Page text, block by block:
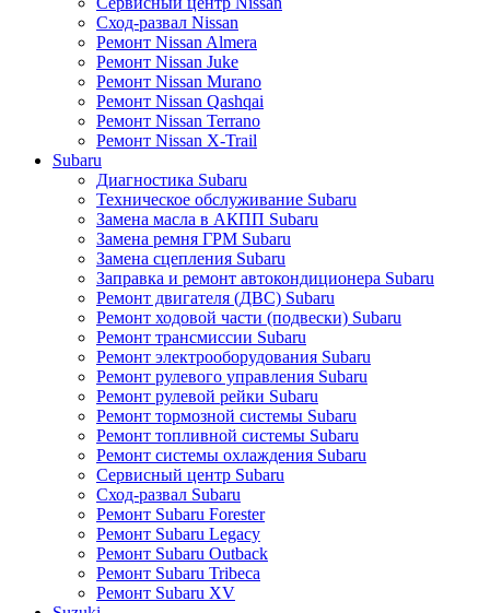
Сход-развал Nissan
Ремонт Nissan Almera
Ремонт Nissan Juke
Ремонт Nissan Murano
Ремонт Nissan Qashqai
Ремонт Nissan Terrano
Ремонт Nissan X-Trail
Subaru
Диагностика Subaru
Техническое обслуживание Subaru
Замена масла в АКПП Subaru
Замена ремня ГРМ Subaru
Замена сцепления Subaru
Заправка и ремонт автокондиционера Subaru
Ремонт двигателя (ДВС) Subaru
Ремонт ходовой части (подвески) Subaru
Ремонт трансмиссии Subaru
Ремонт электрооборудования Subaru
Ремонт рулевого управления Subaru
Ремонт рулевой рейки Subaru
Ремонт тормозной системы Subaru
Ремонт топливной системы Subaru
Ремонт системы охлаждения Subaru
Сервисный центр Subaru
Сход-развал Subaru
Ремонт Subaru Forester
Ремонт Subaru Legacy
Ремонт Subaru Outback
Ремонт Subaru Tribeca
Ремонт Subaru XV